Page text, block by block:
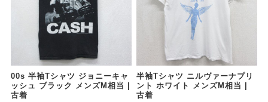
00s 半袖Tシャツ ジョニーキャ
ッシュ ブラック メンズM相当 |
古着
半袖Tシャツ ニルヴァーナプリ
ント ホワイト メンズM相当 |
古着